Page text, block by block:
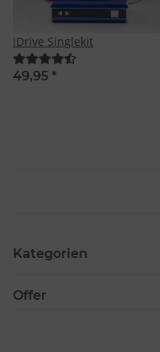
iDrive Singlekit
49,95 *
Kategorien
Offer